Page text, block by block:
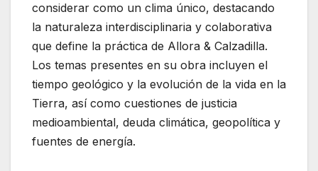
considerar como un clima único, destacando
la naturaleza interdisciplinaria y colaborativa
que define la práctica de Allora & Calzadilla.
Los temas presentes en su obra incluyen el
tiempo geológico y la evolución de la vida en la
Tierra, así como cuestiones de justicia
medioambiental, deuda climática, geopolítica y
fuentes de energía.